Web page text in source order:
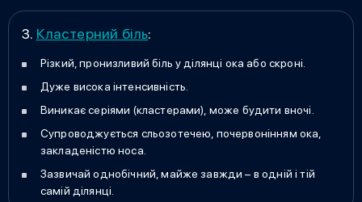
3. Кластерний біль:
Різкий, пронизливий біль у ділянці ока або скроні.
Дуже висока інтенсивність.
Виникає серіями (кластерами), може будити вночі.
Супроводжується сльозотечею, почервонінням ока,
закладеністю носа.
Зазвичай однобічний, майже завжди – в одній і тій
самій ділянці.